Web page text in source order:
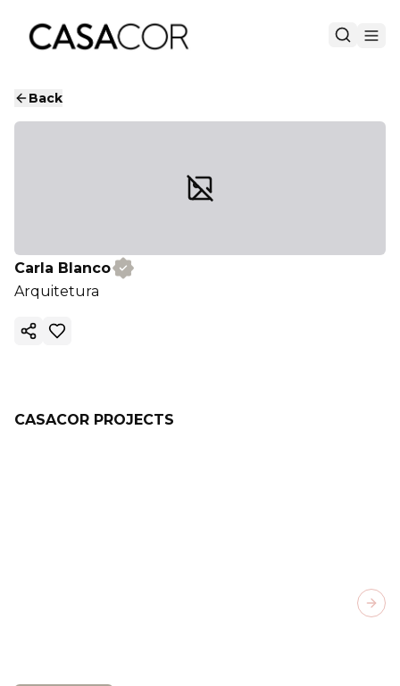
Back
Carla Blanco
Arquitetura
Copy ink
CASACOR PROJECTS